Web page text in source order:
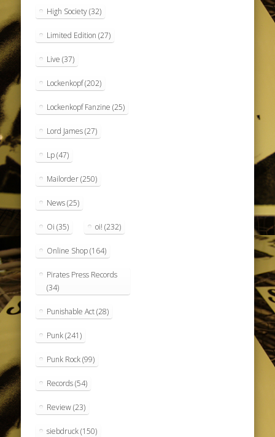
High Society(32)
Limited Edition (27)
Live (37)
Lockenkopf(202)
Lockenkopf Fanzine (25)
Lord James(27)
Lp(47)
Mailorder(250)
News(25)
Oi (35) oi! (232)
Online Shop(164)
Pirates Press Records
(34)
Punishable Act(28)
Punk(241)
Punk Rock(99)
Records(54)
Review(23)
siebdruck(150)